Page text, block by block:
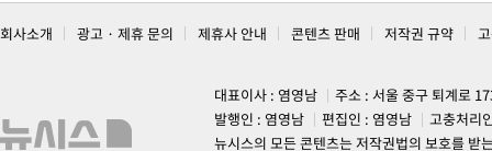
회사소개 광고 · 제휴 문의 제휴사 안내 콘텐츠 판매 저작권 규약
대표이사 : 염영남
주소 : 서울 중구 퇴계로
발행인 : 염영남
편집인 : 염영남
고충처리
뉴시스의 모든 콘텐츠는 저작권법의 보호를